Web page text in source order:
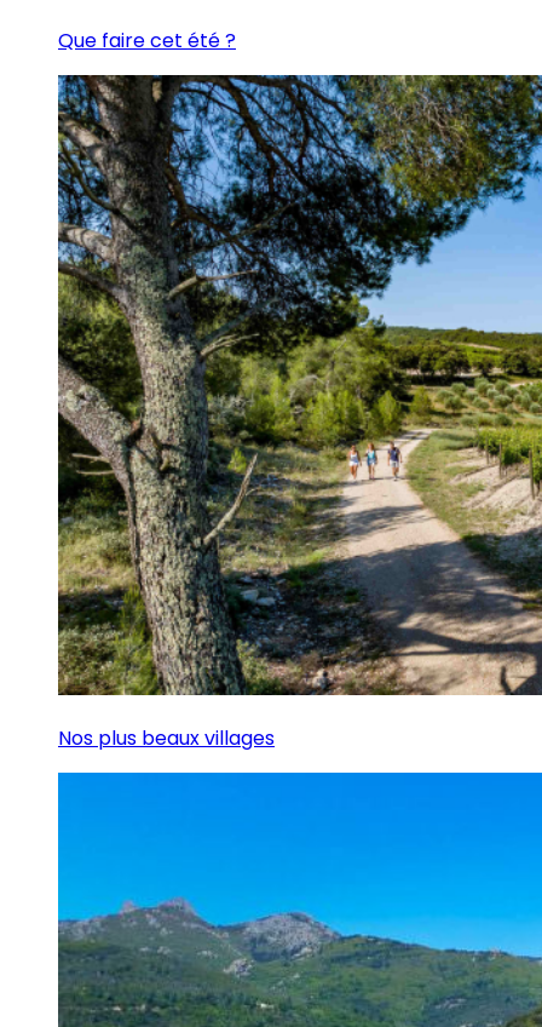
Que faire cet été ?
Nos plus beaux villages